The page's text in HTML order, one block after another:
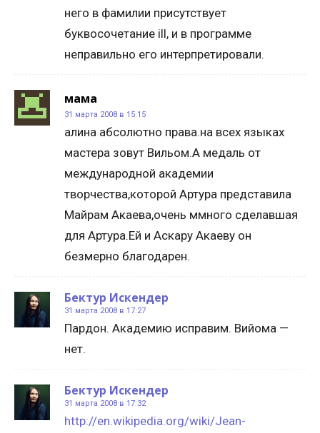
него в фамилии присутствует
буквосочетание ill, и в программе
неправильно его интерпретировали.
мама
31 марта 2008 в 15:15
алина абсолютно права.на всех языках
мастера зовут Вильом.А медаль от
международной академии
творчества,которой Артура представила
Майрам Акаева,очень ммного сделавшая
для Артура.Ей и Аскару Акаеву он
безмерно благодарен.
Бектур Искендер
31 марта 2008 в 17:27
Пардон. Академию исправим. Вийома —
нет.
Бектур Искендер
31 марта 2008 в 17:32
http://en.wikipedia.org/wiki/Jean-